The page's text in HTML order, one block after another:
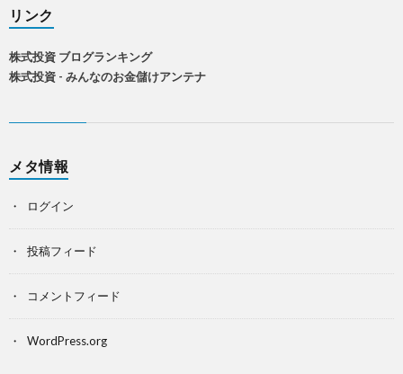
リンク
株式投資 ブログランキング
株式投資 - みんなのお金儲けアンテナ
メタ情報
ログイン
投稿フィード
コメントフィード
WordPress.org